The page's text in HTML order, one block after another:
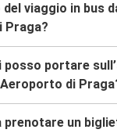
viaggio in bus
Praga?
posso portare
di
prenotare un